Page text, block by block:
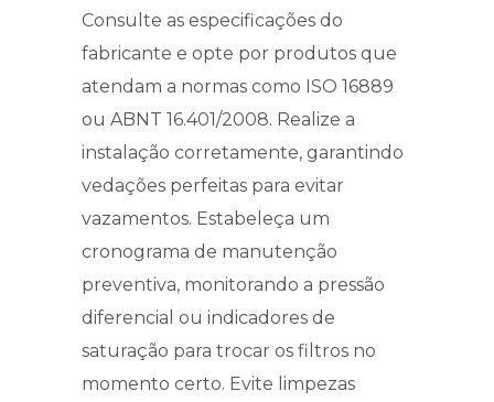
Consulte as especificações do
fabricante e opte por produtos que
atendam a normas como ISO 16889
ou ABNT 16.401/2008. Realize a
instalação corretamente, garantindo
vedações perfeitas para evitar
vazamentos. Estabeleça um
cronograma de manutenção
preventiva, monitorando a pressão
diferencial ou indicadores de
saturação para trocar os filtros no
momento certo. Evite limpezas